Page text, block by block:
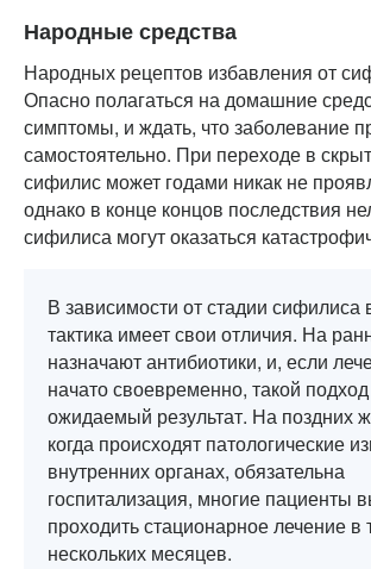
Народные средства
Народных рецептов избавления от
Опасно полагаться на домашние
симптомы, и ждать, что заболевание
самостоятельно. При переходе в
сифилис может годами никак не
однако в конце концов последствия
сифилиса могут оказаться
В зависимости от стадии сифилиса
тактика имеет свои отличия. На
назначают антибиотики, и, если
начато своевременно, такой
ожидаемый результат. На поздних
когда происходят патологические
внутренних органах, обязательна
госпитализация, многие пациенты
проходить стационарное лечение в
нескольких месяцев.